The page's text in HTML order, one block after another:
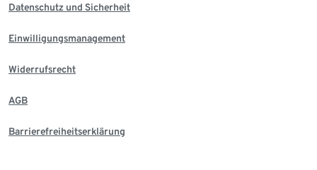
Datenschutz und Sicherheit
Einwilligungsmanagement
Widerrufsrecht
AGB
Barrierefreiheitserklärung